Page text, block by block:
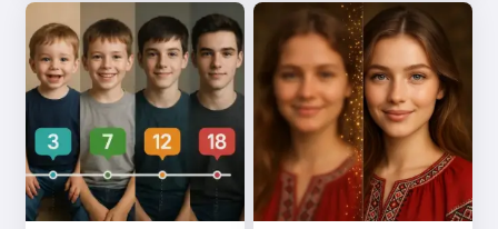
Ciao 👋
Posso creare canzoni, scrivere
poesie e auguri 🥰
Provalo gratis